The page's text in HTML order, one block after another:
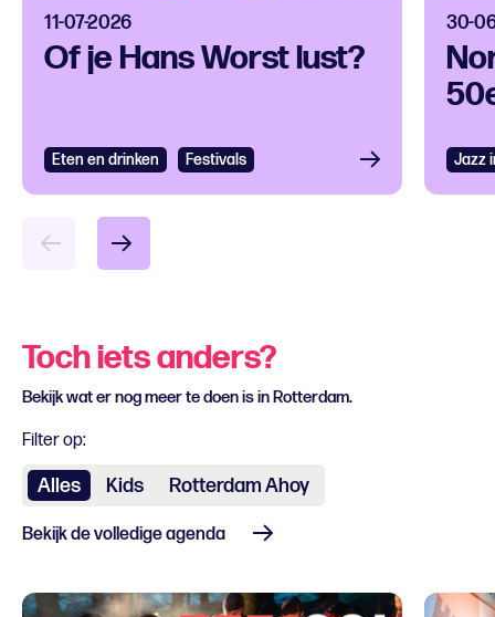
11-07-2026
Of je Hans Worst lust?
Eten en drinken Festivals
30-
Jazz
Bekijken
Toch iets anders?
Bekijk wat er nog meer te doen is in Rotterdam.
Filter op:
Alles Kids Rotterdam Ahoy
Bekijk de volledige agenda